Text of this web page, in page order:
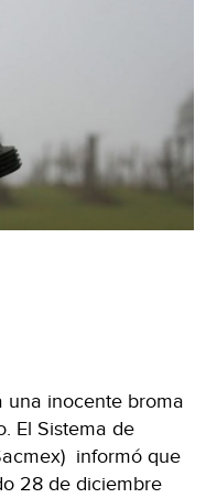
una inocente broma
El Sistema de
informó que
28 de diciembre